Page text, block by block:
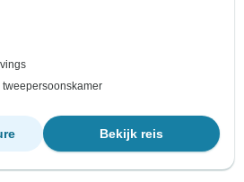
Bekijk reis